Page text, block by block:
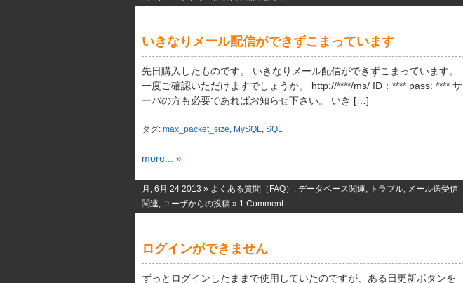
いきなりメール配信ができずこまっています
先日購入したものです。 いきなりメール配信ができずこまっています。
一度ご確認いただけますでしょうか。 http://****/ms/ ID：**** pass: **** サ
ーバの方も必要であればお知らせ下さい。 いき […]
タグ: max_packet_size, MySQL, SQL
more... »
月, 6月 24 2013 » よくある質問（FAQ） , データベース関連, トラブル, メール送受信
関連, ユーザからの投稿 » 1 Comment
ログインができません
ずっとログインしたままで使用していたのですが、ある日更新ボタンを